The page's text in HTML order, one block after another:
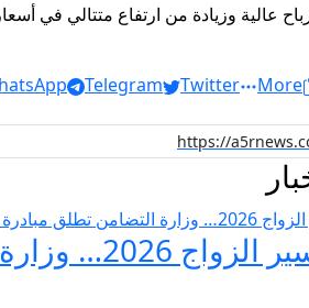
عالية وزيادة من ارتفاع متتالي في
Telegram Twitter More
منصة